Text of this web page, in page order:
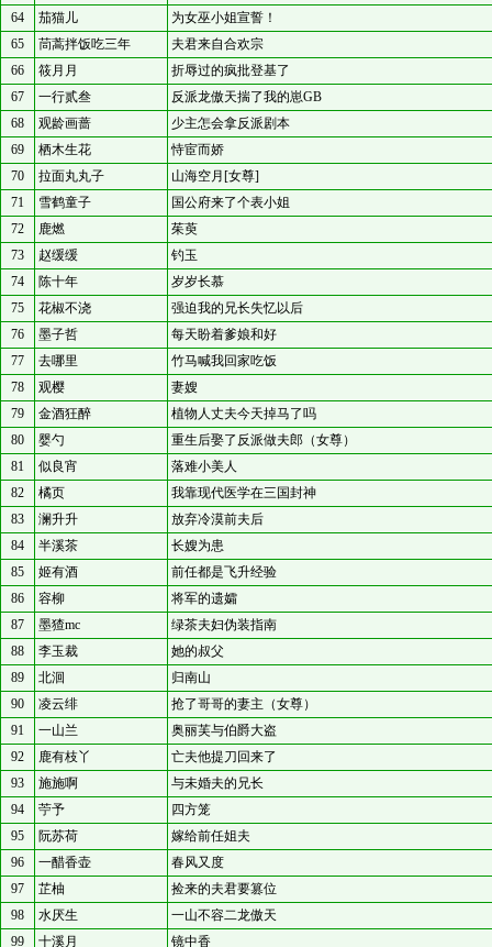
64
茄猫儿
为女巫小姐宣誓！
65
茼蒿拌饭吃三年
夫君来自合欢宗
66
筱月月
折辱过的疯批登基了
67
一行贰叁
反派龙傲天揣了我的崽GB
68
观龄画蔷
少主怎会拿反派剧本
69
栖木生花
恃宦而娇
70
拉面丸丸子
山海空月[女尊]
71
雪鹤童子
国公府来了个表小姐
72
鹿燃
茱萸
73
赵缓缓
钓玉
74
陈十年
岁岁长慕
75
花椒不浇
强迫我的兄长失忆以后
76
墨子哲
每天盼着爹娘和好
77
去哪里
竹马喊我回家吃饭
78
观樱
妻嫂
79
金酒狂醉
植物人丈夫今天掉马了吗
80
婴勺
重生后娶了反派做夫郎（女尊）
81
似良宵
落难小美人
82
橘页
我靠现代医学在三国封神
83
澜升升
放弃冷漠前夫后
84
半溪茶
长嫂为患
85
姬有酒
前任都是飞升经验
86
容柳
将军的遗孀
87
墨猹mc
绿茶夫妇伪装指南
88
李玉裁
她的叔父
89
北洄
归南山
90
凌云绯
抢了哥哥的妻主（女尊）
91
一山兰
奥丽芙与伯爵大盗
92
鹿有枝丫
亡夫他提刀回来了
93
施施啊
与未婚夫的兄长
94
苧予
四方笼
95
阮苏荷
嫁给前任姐夫
96
一醋香壶
春风又度
97
芷柚
捡来的夫君要篡位
98
水厌生
一山不容二龙傲天
99
十溪月 镜中香